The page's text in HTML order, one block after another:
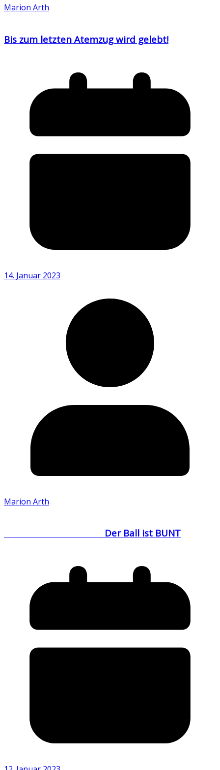
Marion Arth
Bis zum letzten Atemzug wird gelebt!
14. Januar 2023
Marion Arth
Der Ball ist BUNT